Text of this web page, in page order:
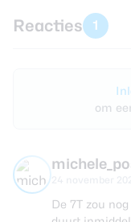
Reacties 1
om
De 7T zou